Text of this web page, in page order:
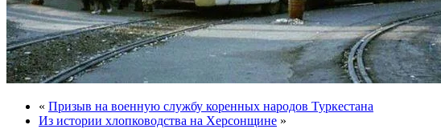
« Призыв на военную службу коренных народов Туркестана
Из истории хлопководства на Херсонщине »